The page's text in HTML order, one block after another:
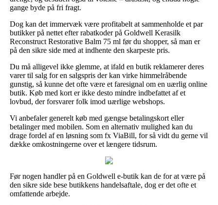
gange byde på fri fragt.
Dog kan det immervæk være profitabelt at sammenholde et par
butikker på nettet efter rabatkoder på Goldwell Kerasilk
Reconstruct Restorative Balm 75 ml før du shopper, så man er
på den sikre side med at indhente den skarpeste pris.
Du må alligevel ikke glemme, at ifald en butik reklamerer deres
varer til salg for en salgspris der kan virke himmelråbende
gunstig, så kunne det ofte være et faresignal om en uærlig online
butik. Køb med kort er ikke desto mindre indbefattet af et
lovbud, der forsvarer folk imod uærlige webshops.
Vi anbefaler generelt køb med gængse betalingskort eller
betalinger med mobilen. Som en alternativ mulighed kan du
drage fordel af en løsning som fx ViaBill, for så vidt du gerne vil
dække omkostningerne over et længere tidsrum.
Før nogen handler på en Goldwell e-butik kan de for at være på
den sikre side bese butikkens handelsaftale, dog er det ofte et
omfattende arbejde.